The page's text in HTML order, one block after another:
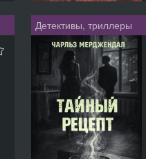
Детективы, триллеры